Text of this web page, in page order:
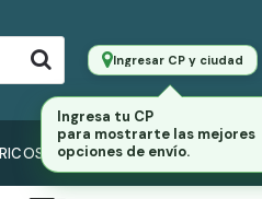
Ingresar CP y ciudad
SERVIDORES / SWITCHS